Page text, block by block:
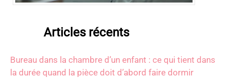
Articles récents
Bureau dans la chambre d’un enfant : ce qui tient dans
la durée quand la pièce doit d’abord faire dormir